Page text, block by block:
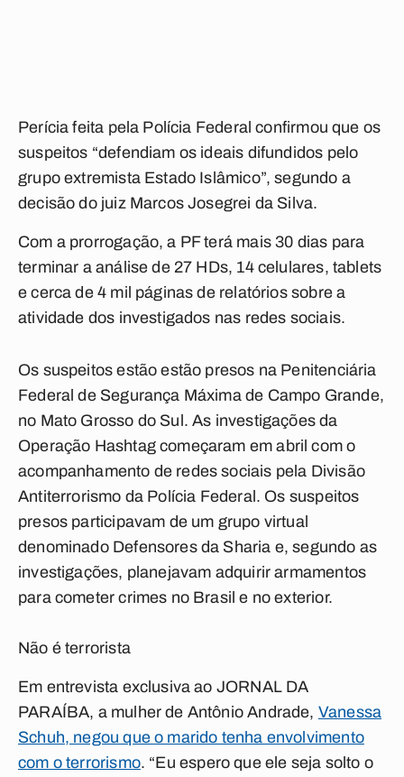
Perícia feita pela Polícia Federal confirmou que os
suspeitos “defendiam os ideais difundidos pelo
grupo extremista Estado Islâmico”, segundo a
decisão do juiz Marcos Josegrei da Silva.
Com a prorrogação, a PF terá mais 30 dias para
terminar a análise de 27 HDs, 14 celulares, tablets
e cerca de 4 mil páginas de relatórios sobre a
atividade dos investigados nas redes sociais.
Os suspeitos estão estão presos na Penitenciária
Federal de Segurança Máxima de Campo Grande,
no Mato Grosso do Sul. As investigações da
Operação Hashtag começaram em abril com o
acompanhamento de redes sociais pela Divisão
Antiterrorismo da Polícia Federal. Os suspeitos
presos participavam de um grupo virtual
denominado Defensores da Sharia e, segundo as
investigações, planejavam adquirir armamentos
para cometer crimes no Brasil e no exterior.
Não é terrorista
Em entrevista exclusiva ao JORNAL DA
PARAÍBA, a mulher de Antônio Andrade, Vanessa
Schuh, negou que o marido tenha envolvimento
com o terrorismo. “Eu espero que ele seja solto o